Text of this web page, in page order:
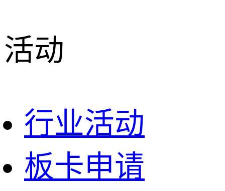
活动
行业活动
板卡申请